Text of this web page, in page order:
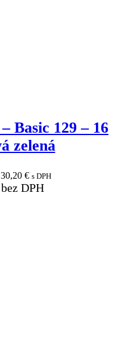
– Basic 129 – 16
zelená
30,20 € s DPH
DPH